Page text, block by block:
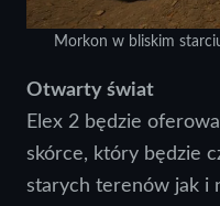
Morkon w bliskim
Otwarty świat
Elex 2 będzie
skórce, który będzie
starych terenów jak i